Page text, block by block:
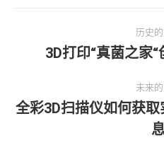
航
历史
3D打印“真菌之家
未来
未
全彩3D扫描仪如何获